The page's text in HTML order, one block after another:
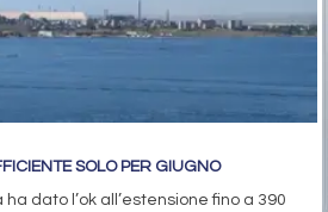
SOLO PER GIUGNO
dato l’ok all’estensione fino a 390